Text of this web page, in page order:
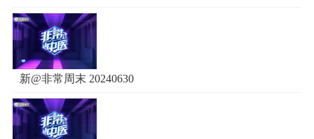
新@非常周末 20240630